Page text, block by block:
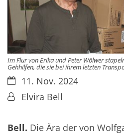
Im Flur von Erika und Peter Wölwer
Gehhilfen, die sie bei ihrem letzten
Datum:11. Nov. 2024
Von:Elvira Bell
Bell. Die Ära der von